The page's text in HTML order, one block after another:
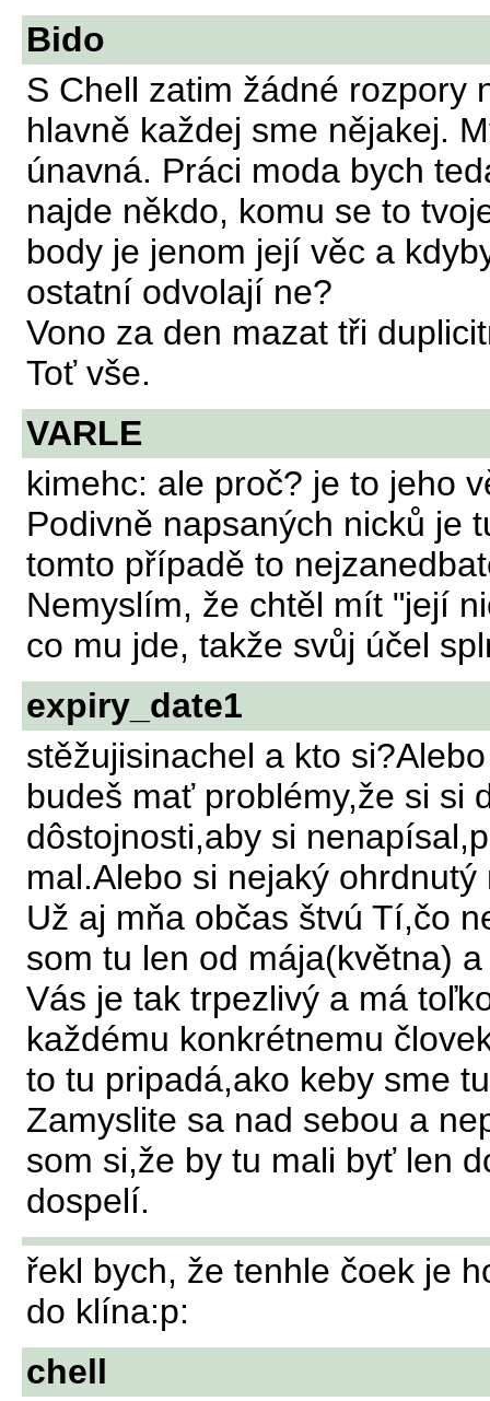
Bido
S Chell zatim žádné rozpory
hlavně každej sme nějakej.
únavná. Práci moda bych
najde někdo, komu se to
body je jenom její věc a
ostatní odvolají ne?
Vono za den mazat tři
Toť vše.
VARLE
kimehc: ale proč? je to jeho
Podivně napsaných nicků je
tomto případě to
Nemyslím, že chtěl mít "její
co mu jde, takže svůj účel
expiry_date1
stěžujisinachel a kto
budeš mať problémy,že si si
dôstojnosti,aby si
mal.Alebo si nejaký
Už aj mňa občas štvú Tí,čo
som tu len od mája(května)
Vás je tak trpezlivý a má
každému konkrétnemu
to tu pripadá,ako keby sme
Zamyslite sa nad sebou a
som si,že by tu mali byť len
dospelí.
řekl bych, že tenhle čoek je
do klína:p:
chell